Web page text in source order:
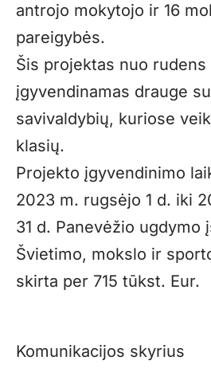
antrojo mokytojo ir 16
pareigybės.
Šis projektas nuo rudens
įgyvendinamas drauge
savivaldybių, kuriose
klasių.
Projekto įgyvendinimo
2023 m. rugsėjo 1 d. iki
31 d. Panevėžio ugdymo
Švietimo, mokslo ir
skirta per 715 tūkst. Eur.
Komunikacijos skyrius